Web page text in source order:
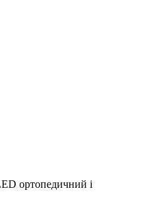
ортопедичний і